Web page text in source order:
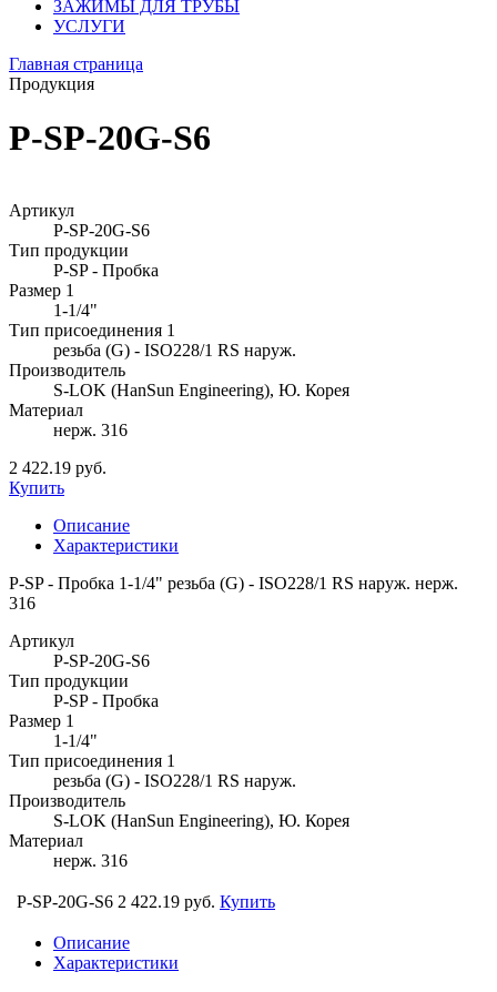
ЗАЖИМЫ ДЛЯ ТРУБЫ
УСЛУГИ
Главная страница
Продукция
P-SP-20G-S6
Артикул
P-SP-20G-S6
Тип продукции
P-SP - Пробка
Размер 1
1-1/4"
Тип присоединения 1
резьба (G) - ISO228/1 RS наруж.
Производитель
S-LOK (HanSun Engineering), Ю. Корея
Материал
нерж. 316
2 422.19 руб.
Купить
Описание
Характеристики
P-SP - Пробка 1-1/4" резьба (G) - ISO228/1 RS наруж. нерж.
316
Артикул
P-SP-20G-S6
Тип продукции
P-SP - Пробка
Размер 1
1-1/4"
Тип присоединения 1
резьба (G) - ISO228/1 RS наруж.
Производитель
S-LOK (HanSun Engineering), Ю. Корея
Материал
нерж. 316
P-SP-20G-S6 2 422.19 руб. Купить
Описание
Характеристики